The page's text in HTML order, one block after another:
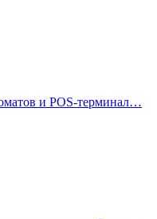
и POS-терминал…